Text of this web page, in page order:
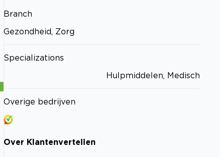
Branch
Gezondheid, Zorg
Specializations
Hulpmiddelen, Medisch
Overige bedrijven
Over Klantenvertellen